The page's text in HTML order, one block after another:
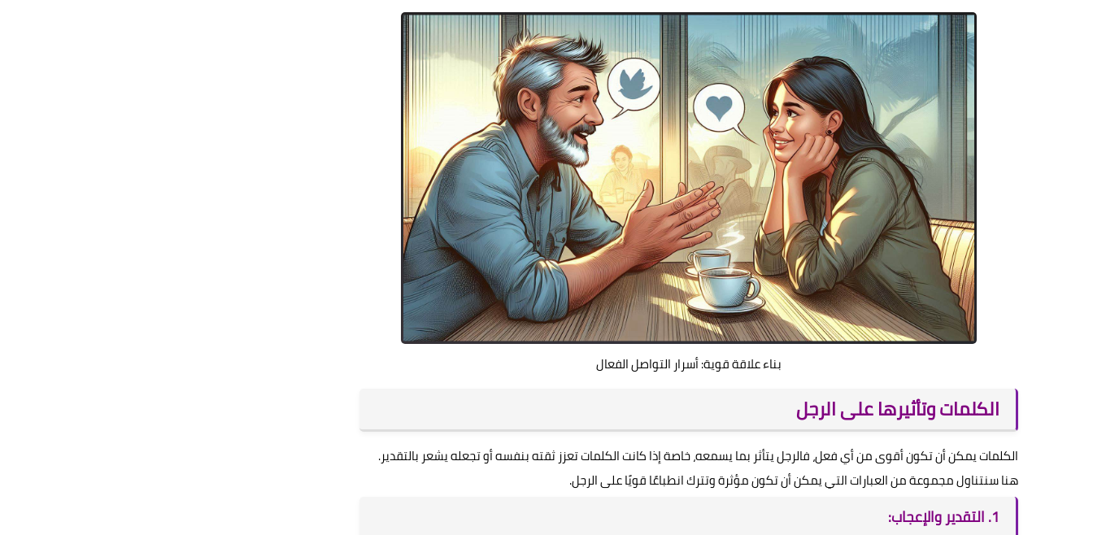
بناء علاقة قوية: أسرار التواصل الفعال
الكلمات وتأثيرها على الرجل
الكلمات يمكن أن تكون أقوى من أي فعل، فالرجل يتأثر بما يسمعه، خاصة إذا كانت الكلمات تعزز ثقته بنفسه أو تجعله يشعر بالتقدير.
هنا سنتناول مجموعة من العبارات التي يمكن أن تكون مؤثرة وتترك انطباعًا قويًا على الرجل.
1. التقدير والإعجاب: